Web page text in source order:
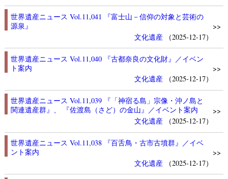
世界遺産ニュース Vol.11,041 『富士山－信仰の対象と芸術の
源泉』
文化遺産
（2025-12-17）
>>
世界遺産ニュース Vol.11,040 『古都奈良の文化財』／イベン
ト案内
文化遺産
（2025-12-17）
>>
世界遺産ニュース Vol.11,039 『「神宿る島」宗像・沖ノ島と
関連遺産群』、 『佐渡島（さど）の金山』／イベント案内
文化遺産
（2025-12-17）
>>
世界遺産ニュース Vol.11,038 『百舌鳥・古市古墳群』／イベ
ント案内
文化遺産
（2025-12-17）
>>